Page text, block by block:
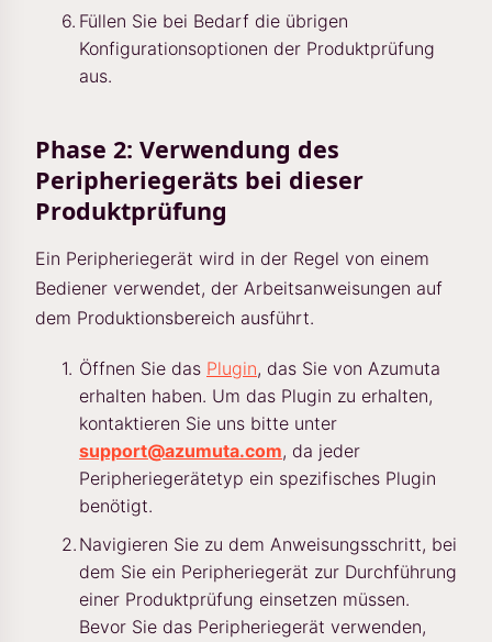
Füllen Sie bei Bedarf die übrigen
Konfigurationsoptionen der Produktprüfung
aus.
Phase 2: Verwendung des
Peripheriegeräts bei dieser
Produktprüfung
Ein Peripheriegerät wird in der Regel von einem
Bediener verwendet, der Arbeitsanweisungen auf
dem Produktionsbereich ausführt.
Öffnen Sie das Plugin, das Sie von Azumuta
erhalten haben. Um das Plugin zu erhalten,
kontaktieren Sie uns bitte unter
support@azumuta.com, da jeder
Peripheriegerätetyp ein spezifisches Plugin
benötigt.
Navigieren Sie zu dem Anweisungsschritt, bei
dem Sie ein Peripheriegerät zur Durchführung
einer Produktprüfung einsetzen müssen.
Bevor Sie das Peripheriegerät verwenden,